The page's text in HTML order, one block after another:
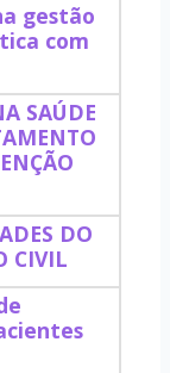
gestão
com
SAÚDE
DO
CIVIL